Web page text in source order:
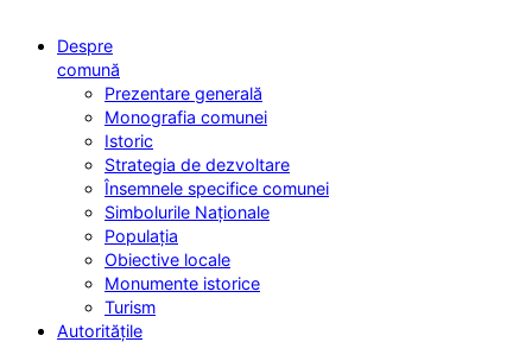
Despre
comună
Prezentare generală
Monografia comunei
Istoric
Strategia de dezvoltare
Însemnele specifice comunei
Simbolurile Naționale
Populația
Obiective locale
Monumente istorice
Turism
Autoritățile